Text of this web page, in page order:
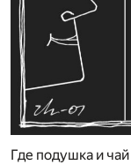
Где подушка и